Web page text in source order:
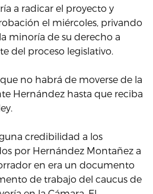
a radicar el proyecto y
el miércoles, privando
minoría de su derecho a
del proceso legislativo.
no habrá de moverse de la
Hernández hasta que reciba
credibilidad a los
por Hernández Montañez a
en era un documento
de trabajo del caucus de